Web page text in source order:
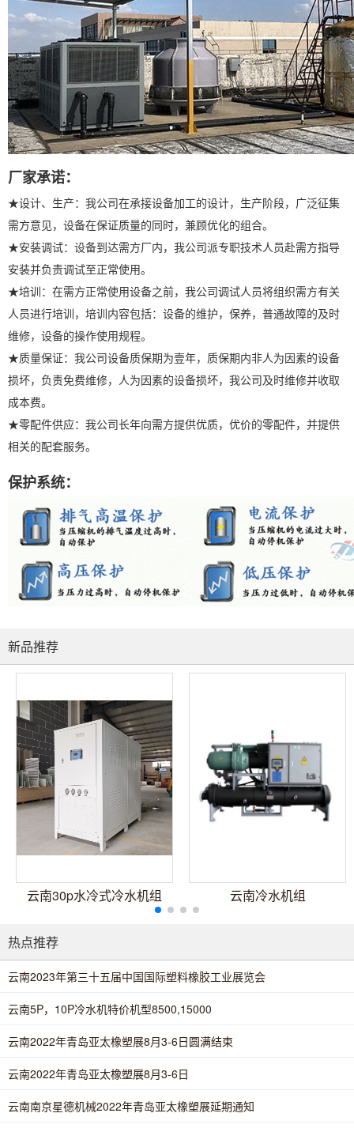
厂家承诺：
★设计、生产：我公司在承接设备加工的设计，生产阶段，广泛征集
需方意见，设备在保证质量的同时，兼顾优化的组合。
★安装调试：设备到达需方厂内，我公司派专职技术人员赴需方指导
安装并负责调试至正常使用。
★培训：在需方正常使用设备之前，我公司调试人员将组织需方有关
人员进行培训，培训内容包括：设备的维护，保养，普通故障的及时
维修，设备的操作使用规程。
★质量保证：我公司设备质保期为壹年，质保期内非人为因素的设备
损坏，负责免费维修，人为因素的设备损坏，我公司及时维修并收取
成本费。
★零配件供应：我公司长年向需方提供优质，优价的零配件，并提供
相关的配套服务。
保护系统：
新品推荐
云南30p水冷式冷水机组 云南冷水机组
热点推荐
云南2023年第三十五届中国国际塑料橡胶工业展览会
云南5P，10P冷水机特价机型8500,15000
云南2022年青岛亚太橡塑展8月3-6日圆满结束
云南2022年青岛亚太橡塑展8月3-6日
云南南京星德机械2022年青岛亚太橡塑展延期通知